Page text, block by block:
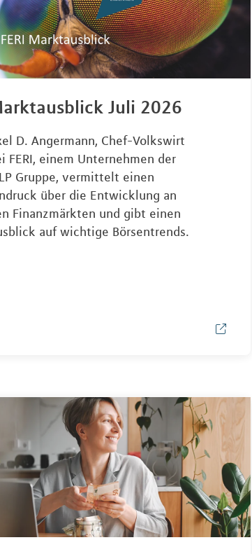
Juli 2026
D. Angermann, Chef-Volkswirt
FERI, einem Unternehmen der
Gruppe, vermittelt einen
über die Entwicklung an
Finanzmärkten und gibt einen
auf wichtige Börsentrends.